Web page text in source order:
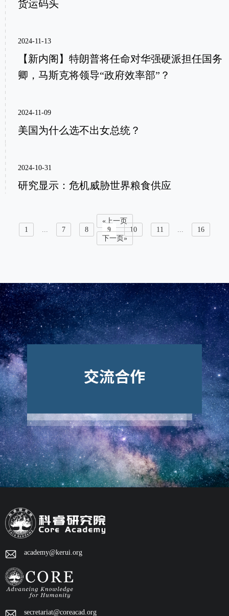
货运码头
2024-11-13
【新内阁】特朗普将任命对华强硬派担任国务
卿，马斯克将领导“政府效率部”？
2024-11-09
美国为什么选不出女总统？
2024-10-31
研究显示：危机威胁世界粮食供应
«上一页
1
7 8 9 10 11
16
下一页»
academy@kerui.org
secretariat@coreacad.org